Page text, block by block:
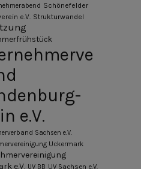
Schönefelder
e.V. Strukturwandel
e.V.
Sachsen e.V.
Uckermark
e.V. UV BB UV Sachsen e.V.